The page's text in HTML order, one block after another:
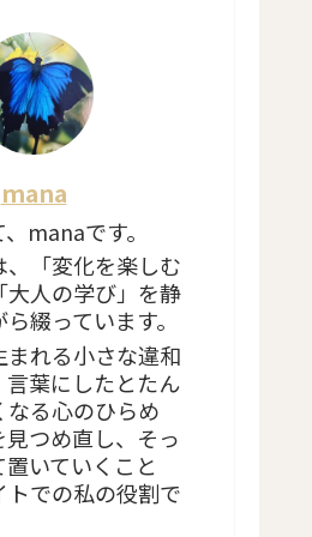
mana
manaです。
、「変化を楽しむ
大人の学び」を静
綴っています。
まれる小さな違和
葉にしたとたん
なる心のひらめ
見つめ直し、そっ
いていくこと
トでの私の役割で